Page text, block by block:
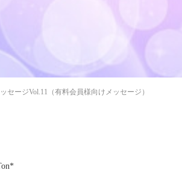
セージVol.11（有料会員様向けメッセージ）